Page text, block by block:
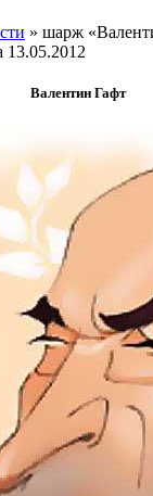
» шарж
13.05.2012
Валентин Гафт